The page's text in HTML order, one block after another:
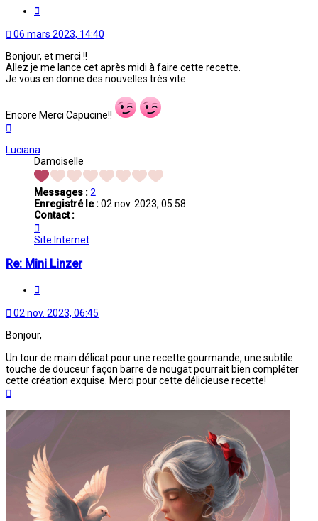
06 mars 2023, 14:40
Bonjour, et merci !!
Allez je me lance cet après midi à faire cette recette.
Je vous en donne des nouvelles très vite
Encore Merci Capucine!!
Luciana
Damoiselle
Messages :2
Enregistré le :02 nov. 2023, 05:58
Contact :
Luciana
Site Internet
Re: Mini Linzer
02 nov. 2023, 06:45
Bonjour,
Un tour de main délicat pour une recette gourmande, une subtile
touche de douceur façon barre de nougat pourrait bien compléter
cette création exquise. Merci pour cette délicieuse recette!